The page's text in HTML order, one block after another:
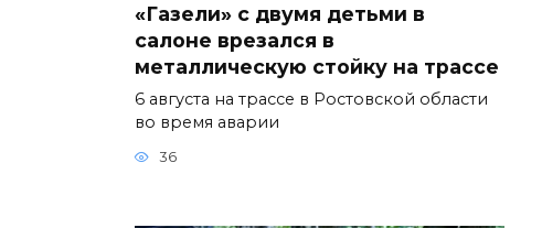
«Газели» с двумя детьми в
салоне врезался в
металлическую стойку на трассе
6 августа на трассе в Ростовской области
во время аварии
36